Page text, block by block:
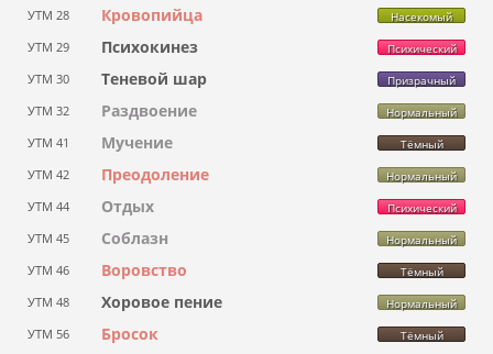
УТМ 28 Кровопийца Насекомый
УТМ 29 Психокинез Психический
УТМ 30 Теневой шар Призрачный
УТМ 32 Раздвоение Нормальный
УТМ 41 Мучение Тёмный
УТМ 42 Преодоление Нормальный
УТМ 44 Отдых Психический
УТМ 45 Соблазн Нормальный
УТМ 46 Воровство Тёмный
УТМ 48 Хоровое пение Нормальный
УТМ 56 Бросок Тёмный